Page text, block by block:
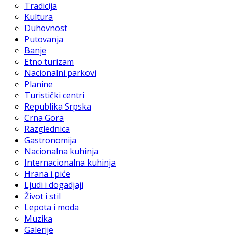
Tradicija
Kultura
Duhovnost
Putovanja
Banje
Etno turizam
Nacionalni parkovi
Planine
Turistički centri
Republika Srpska
Crna Gora
Razglednica
Gastronomija
Nacionalna kuhinja
Internacionalna kuhinja
Hrana i piće
Ljudi i dogadjaji
Život i stil
Lepota i moda
Muzika
Galerije